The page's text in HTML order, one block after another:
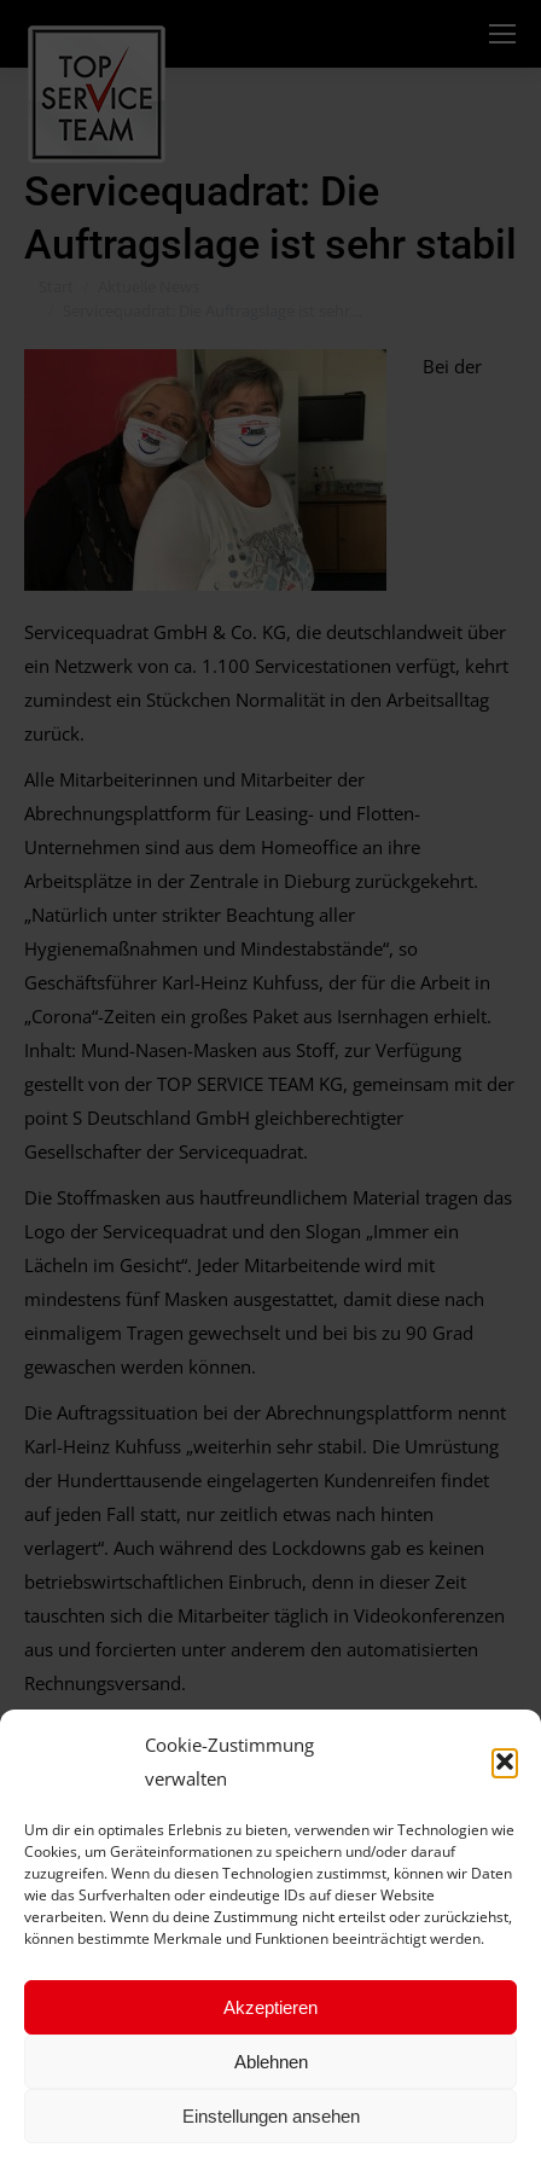
Cookie-Zustimmung
verwalten
Um dir ein optimales Erlebnis zu bieten, verwenden wir Technologien wie
Cookies, um Geräteinformationen zu speichern und/oder darauf
zuzugreifen. Wenn du diesen Technologien zustimmst, können wir Daten
wie das Surfverhalten oder eindeutige IDs auf dieser Website
verarbeiten. Wenn du deine Zustimmung nicht erteilst oder zurückziehst,
können bestimmte Merkmale und Funktionen beeinträchtigt werden.
Akzeptieren
Ablehnen
Einstellungen ansehen
Servicequadrat: Die
Auftragslage ist sehr stabil
Bei der
Servicequadrat GmbH & Co. KG, die deutschlandweit über
ein Netzwerk von ca. 1.100 Servicestationen verfügt, kehrt
zumindest ein Stückchen Normalität in den Arbeitsalltag
zurück.
Alle Mitarbeiterinnen und Mitarbeiter der
Abrechnungsplattform für Leasing- und Flotten-
Unternehmen sind aus dem Homeoffice an ihre
Arbeitsplätze in der Zentrale in Dieburg zurückgekehrt.
„Natürlich unter strikter Beachtung aller
Hygienemaßnahmen und Mindestabstände“, so
Geschäftsführer Karl-Heinz Kuhfuss, der für die Arbeit in
„Corona“-Zeiten ein großes Paket aus Isernhagen erhielt.
Inhalt: Mund-Nasen-Masken aus Stoff, zur Verfügung
gestellt von der TOP SERVICE TEAM KG, gemeinsam mit der
point S Deutschland GmbH gleichberechtigter
Gesellschafter der Servicequadrat.
Die Stoffmasken aus hautfreundlichem Material tragen das
Logo der Servicequadrat und den Slogan „Immer ein
Lächeln im Gesicht“. Jeder Mitarbeitende wird mit
mindestens fünf Masken ausgestattet, damit diese nach
einmaligem Tragen gewechselt und bei bis zu 90 Grad
gewaschen werden können.
Die Auftragssituation bei der Abrechnungsplattform nennt
Karl-Heinz Kuhfuss „weiterhin sehr stabil. Die Umrüstung
der Hunderttausende eingelagerten Kundenreifen findet
auf jeden Fall statt, nur zeitlich etwas nach hinten
verlagert“. Auch während des Lockdowns gab es keinen
betriebswirtschaftlichen Einbruch, denn in dieser Zeit
tauschten sich die Mitarbeiter täglich in Videokonferenzen
aus und forcierten unter anderem den automatisierten
Rechnungsversand.
Kommentarnavigation
ZURÜCK
Vorheriger
„Reifen Stiebling“ kämpft mit guten Ideen
gegen Corona
NÄCHSTES
Nächster
Neue Schlappen für den Johanniter-Baby-
Notarztwagen